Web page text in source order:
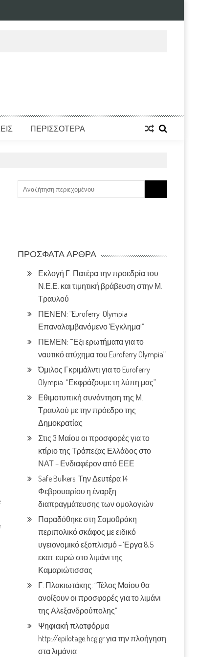
ΠΕΡΙΣΣΟΤΕΡΑ
for:
ΠΡΌΣΦΑΤΑ ΆΡΘΡΑ
Εκλογή Γ. Πατέρα την προεδρία του
Ν.Ε.Ε. και τιμητική βράβευση στην Μ.
Τραυλού
ΠΕΝΕΝ: “Euroferry Olympia
Επαναλαμβανόμενο Έγκλημα!”
ΠΕΜΕΝ: “Έξι ερωτήματα για το
ναυτικό ατύχημα του Euroferry Olympia”
Όμιλος Γκριμάλντι για το Euroferry
Olympia: “Εκφράζουμε τη λύπη μας”
Εθιμοτυπική συνάντηση της Μ.
Τραυλού με την πρόεδρο της
Δημοκρατίας
Στις 3 Μαίου οι προσφορές για το
κτίριο της Τράπεζας Ελλάδος στο
ΝΑΤ – Ενδιαφέρον από ΕΕΕ
Safe Bulkers: Την Δευτέρα 14
Φεβρουαρίου η έναρξη
διαπραγμάτευσης των ομολογιών
Παραδόθηκε στη Σαμοθράκη
περιπολικό σκάφος με ειδικό
υγειονομικό εξοπλισμό – Έργα 8,5
εκατ. ευρώ στο λιμάνι της
Καμαριώτισσας
Γ. Πλακιωτάκης: “Τέλος Μαίου θα
ανοίξουν οι προσφορές για το λιμάνι
της Αλεξανδρούπολης”
Ψηφιακή πλατφόρμα
http://epilotage.hcg.gr για την πλοήγηση
στα λιμάνια